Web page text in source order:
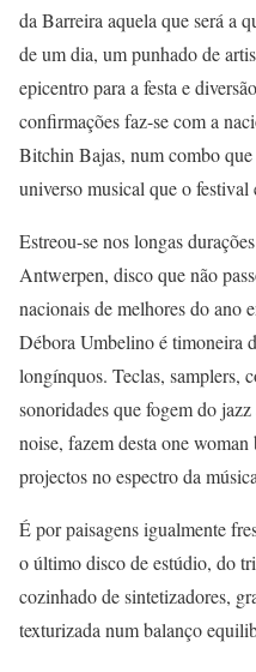
da Barreira aquela que será a
de um dia, um punhado de
epicentro para a festa e
confirmações faz-se com a
Bitchin Bajas, num combo
universo musical que o festival
Estreou-se nos longas
Antwerpen, disco que não
nacionais de melhores do ano
Débora Umbelino é timoneira
longínquos. Teclas, samplers,
sonoridades que fogem do
noise, fazem desta one
projectos no espectro da
É por paisagens igualmente
o último disco de estúdio, do
cozinhado de sintetizadores,
texturizada num balanço